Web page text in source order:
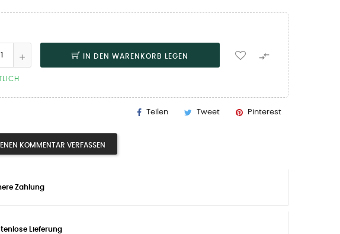
IN DEN WARENKORB LEGEN 
Teilen Tweet Pinterest
KOMMENTAR VERFASSEN
Zahlung
Lieferung